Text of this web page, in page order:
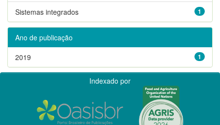
1
Sistemas integrados
Ano de publicação
1
2019
Indexado por